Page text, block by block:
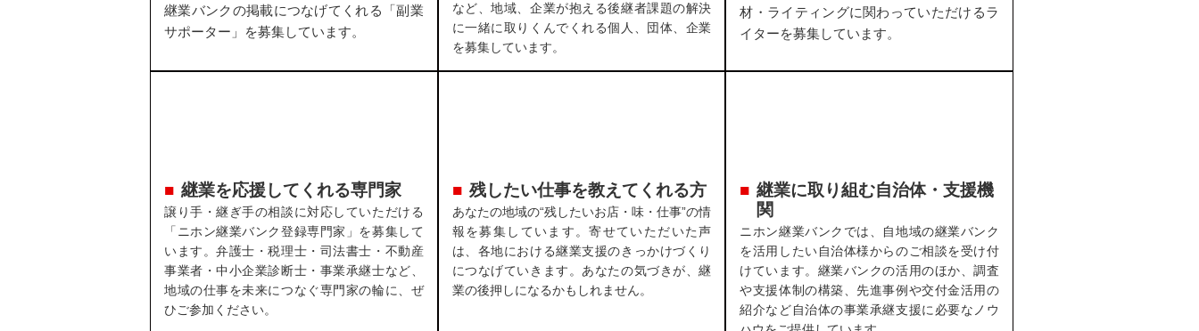
継業バンクの掲載につなげてくれる「副業
サポーター」を募集しています。
など、地域、企業が抱える後継者課題の解決
に一緒に取りくんでくれる個人、団体、企業
を募集しています。
材・ライティングに関わっていただけるラ
イターを募集しています。
継業を応援してくれる専門家
譲り手・継ぎ手の相談に対応していただける
「ニホン継業バンク登録専門家」を募集して
います。弁護士・税理士・司法書士・不動産
事業者・中小企業診断士・事業承継士など、
地域の仕事を未来につなぐ専門家の輪に、ぜ
ひご参加ください。
残したい仕事を教えてくれる方
あなたの地域の“残したいお店・味・仕事”の情
報を募集しています。寄せていただいた声
は、各地における継業支援のきっかけづくり
につなげていきます。あなたの気づきが、継
業の後押しになるかもしれません。
継業に取り組む自治体・支援機
関
ニホン継業バンクでは、自地域の継業バンク
を活用したい自治体様からのご相談を受け付
けています。継業バンクの活用のほか、調査
や支援体制の構築、先進事例や交付金活用の
紹介など自治体の事業承継支援に必要なノウ